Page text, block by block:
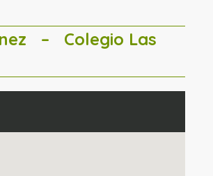
– Colegio Las